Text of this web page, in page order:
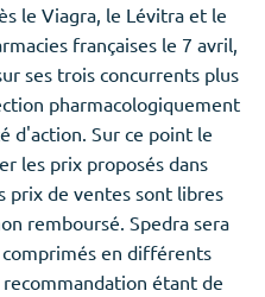
le Viagra, le Lévitra et le
françaises le 7 avril,
ses trois concurrents plus
pharmacologiquement
d'action. Sur ce point le
les prix proposés dans
prix de ventes sont libres
remboursé. Spedra sera
en différents
étant de